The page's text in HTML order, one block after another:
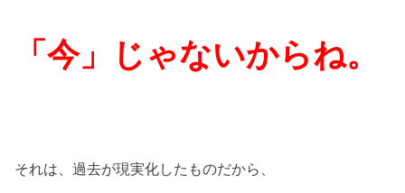
「今」じゃないからね。
それは、過去が現実化したものだから、